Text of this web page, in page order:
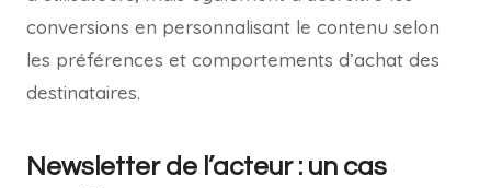
conversions en personnalisant le contenu selon
les préférences et comportements d’achat des
destinataires.
Newsletter de l’acteur : un cas